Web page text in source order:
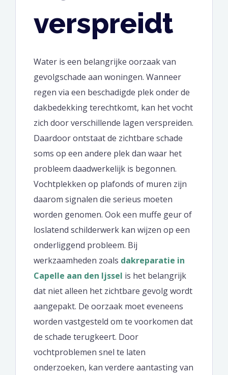
verspreidt
Water is een belangrijke oorzaak van
gevolgschade aan woningen. Wanneer
regen via een beschadigde plek onder de
dakbedekking terechtkomt, kan het vocht
zich door verschillende lagen verspreiden.
Daardoor ontstaat de zichtbare schade
soms op een andere plek dan waar het
probleem daadwerkelijk is begonnen.
Vochtplekken op plafonds of muren zijn
daarom signalen die serieus moeten
worden genomen. Ook een muffe geur of
loslatend schilderwerk kan wijzen op een
onderliggend probleem. Bij
werkzaamheden zoals dakreparatie in
Capelle aan den Ijssel is het belangrijk
dat niet alleen het zichtbare gevolg wordt
aangepakt. De oorzaak moet eveneens
worden vastgesteld om te voorkomen dat
de schade terugkeert. Door
vochtproblemen snel te laten
onderzoeken, kan verdere aantasting van